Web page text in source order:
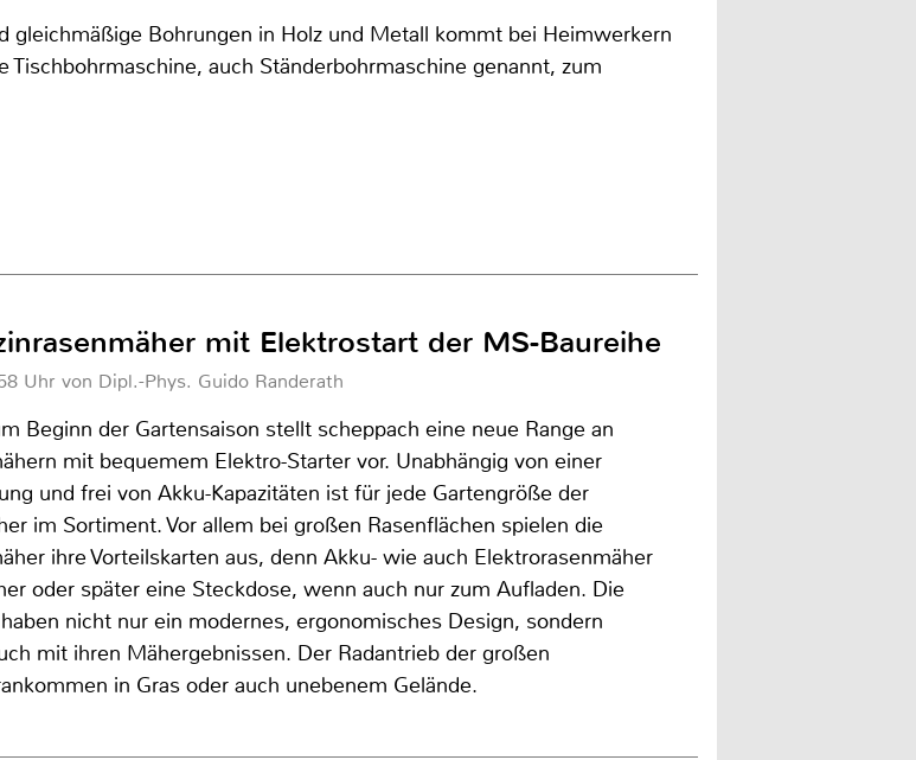
gleichmäßige Bohrungen in Holz und Metall kommt bei Heimwerkern
Tischbohrmaschine, auch Ständerbohrmaschine genannt, zum
mit Elektrostart der MS-Baureihe
Uhr von Dipl.-Phys. Guido Randerath
Beginn der Gartensaison stellt scheppach eine neue Range an
mit bequemem Elektro-Starter vor. Unabhängig von einer
und frei von Akku-Kapazitäten ist für jede Gartengröße der
im Sortiment. Vor allem bei großen Rasenflächen spielen die
ihre Vorteilskarten aus, denn Akku- wie auch Elektrorasenmäher
oder später eine Steckdose, wenn auch nur zum Aufladen. Die
nicht nur ein modernes, ergonomisches Design, sondern
mit ihren Mähergebnissen. Der Radantrieb der großen
in Gras oder auch unebenem Gelände.